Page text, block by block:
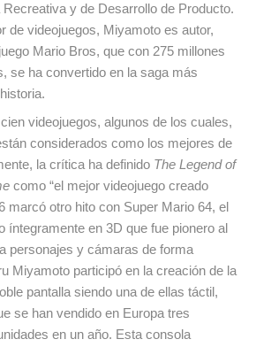
y de Desarrollo de Producto.
de videojuegos, Miyamoto es autor,
Mario Bros, que con 275 millones
se ha convertido en la saga más
videojuegos, algunos de los cuales,
considerados como los mejores de
la crítica ha definido The Legend of
como “el mejor videojuego creado
marcó otro hito con Super Mario 64, el
íntegramente en 3D que fue pionero al
personajes y cámaras de forma
Miyamoto participó en la creación de la
pantalla siendo una de ellas táctil,
se han vendido en Europa tres
en un año. Esta consola